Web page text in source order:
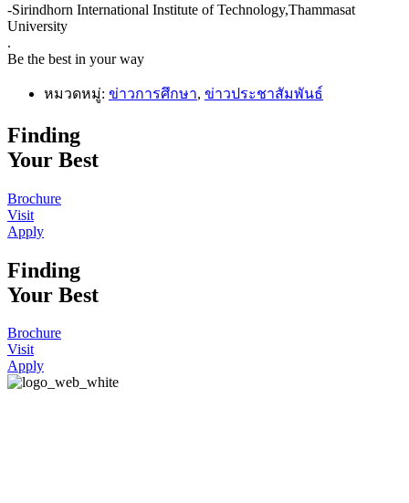
-Sirindhorn International Institute of Technology,Thammasat
University
.
Be the best in your way
หมวดหมู่: ข่าวการศึกษา, ข่าวประชาสัมพันธ์
Finding
Your Best
Brochure
Visit
Apply
Finding
Your Best
Brochure
Visit
Apply